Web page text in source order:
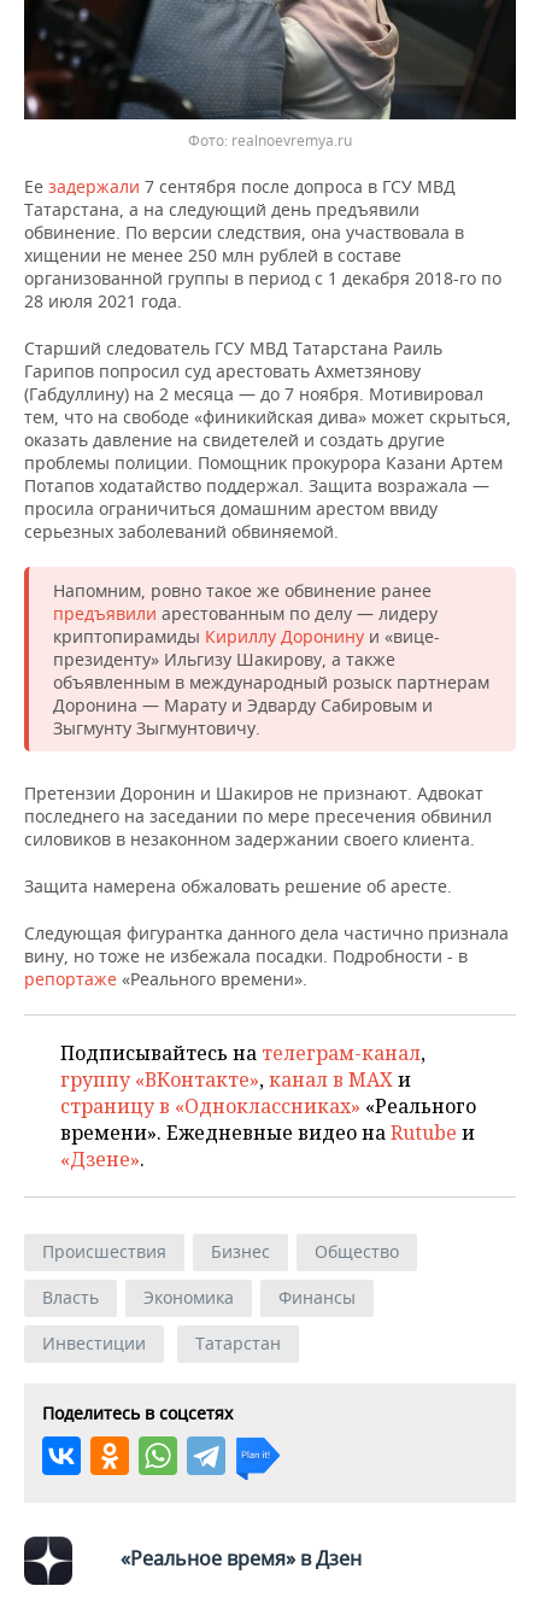
Фото: realnoevremya.ru
Ее задержали 7 сентября после допроса в ГСУ МВД
Татарстана, а на следующий день предъявили
обвинение. По версии следствия, она участвовала в
хищении не менее 250 млн рублей в составе
организованной группы в период с 1 декабря 2018-го по
28 июля 2021 года.
Старший следователь ГСУ МВД Татарстана Раиль
Гарипов попросил суд арестовать Ахметзянову
(Габдуллину) на 2 месяца — до 7 ноября. Мотивировал
тем, что на свободе «финикийская дива» может скрыться,
оказать давление на свидетелей и создать другие
проблемы полиции. Помощник прокурора Казани Артем
Потапов ходатайство поддержал. Защита возражала —
просила ограничиться домашним арестом ввиду
серьезных заболеваний обвиняемой.
Напомним, ровно такое же обвинение ранее
предъявили арестованным по делу — лидеру
криптопирамиды Кириллу Доронину и «вице-
президенту» Ильгизу Шакирову, а также
объявленным в международный розыск партнерам
Доронина — Марату и Эдварду Сабировым и
Зыгмунту Зыгмунтовичу.
Претензии Доронин и Шакиров не признают. Адвокат
последнего на заседании по мере пресечения обвинил
силовиков в незаконном задержании своего клиента.
Защита намерена обжаловать решение об аресте.
Следующая фигурантка данного дела частично признала
вину, но тоже не избежала посадки. Подробности - в
репортаже «Реального времени».
Подписывайтесь на телеграм-канал,
группу «ВКонтакте»,канал в MAXи
страницу в «Одноклассниках» «Реального
времени». Ежедневные видео наRutube и
«Дзене».
Происшествия Бизнес
Общество
Власть
Экономика
Финансы
Инвестиции
Татарстан
Поделитесь в соцсетях
«Реальное время» в Дзен